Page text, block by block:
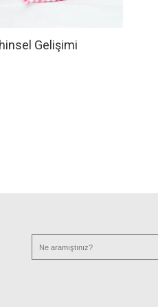
Gelişimi